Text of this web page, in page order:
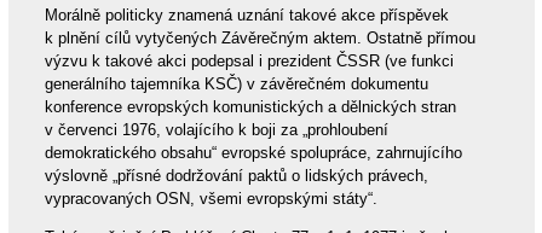
Morálně politicky znamená uznání takové akce příspěvek
k plnění cílů vytyčených Závěrečným aktem. Ostatně přímou
výzvu k takové akci podepsal i prezident ČSSR (ve funkci
generálního tajemníka KSČ) v závěrečném dokumentu
konference evropských komunistických a dělnických stran
v červenci 1976, volajícího k boji za „prohloubení
demokratického obsahu“ evropské spolupráce, zahrnujícího
výslovně „přísné dodržování paktů o lidských právech,
vypracovaných OSN, všemi evropskými státy“.